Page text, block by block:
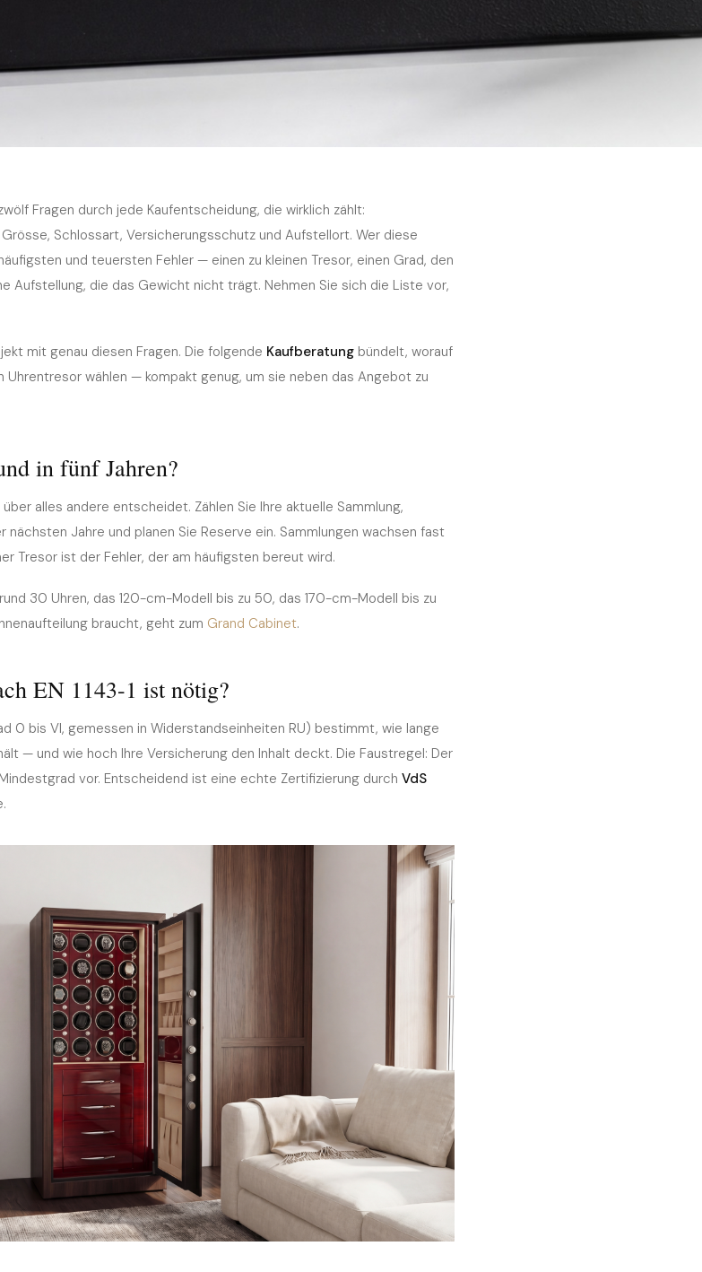
Fragen durch jede Kaufentscheidung, die wirklich zählt:
Schlossart, Versicherungsschutz und Aufstellort. Wer diese
und teuersten Fehler — einen zu kleinen Tresor, einen Grad, den
Aufstellung, die das Gewicht nicht trägt. Nehmen Sie sich die Liste vor,
mit genau diesen Fragen. Die folgende Kaufberatungbündelt, worauf
Uhrentresor wählen — kompakt genug, um sie neben das Angebot zu
in fünf Jahren?
alles andere entscheidet. Zählen Sie Ihre aktuelle Sammlung,
Jahre und planen Sie Reserve ein. Sammlungen wachsen fast
Tresor ist der Fehler, der am häufigsten bereut wird.
30 Uhren, das 120-cm-Modell bis zu 50, das 170-cm-Modell bis zu
braucht, geht zum Grand Cabinet.
EN 1143-1 ist nötig?
0 bis VI, gemessen in Widerstandseinheiten RU) bestimmt, wie lange
— und wie hoch Ihre Versicherung den Inhalt deckt. Die Faustregel: Der
vor. Entscheidend ist eine echte Zertifizierung durch VdS